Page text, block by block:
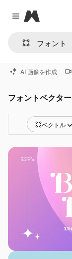
Close menu
Magnific
AI 画像を作成
フォントベクター
ベクトル